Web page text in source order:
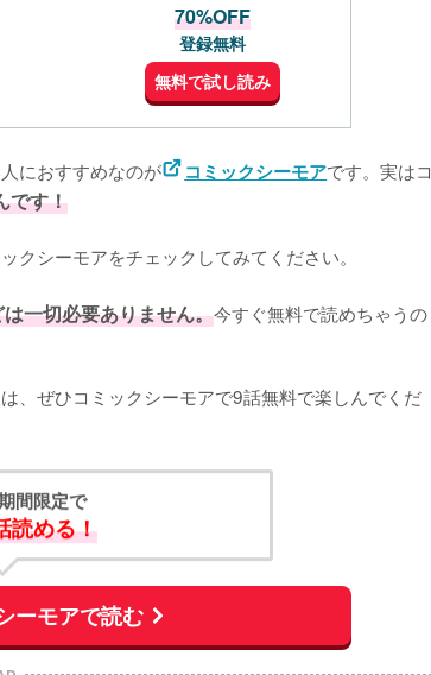
70%OFF
登録無料
無料で試し読み
におすすめなのが コミックシーモアです。実はコ
です！
クシーモアをチェックしてみてください。
一切必要ありません。今すぐ無料で読めちゃうの
、ぜひコミックシーモアで9話無料で楽しんでくだ
間限定で
読める！
ーモアで読む